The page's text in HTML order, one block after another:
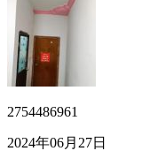
2754486961
2024年06月27日